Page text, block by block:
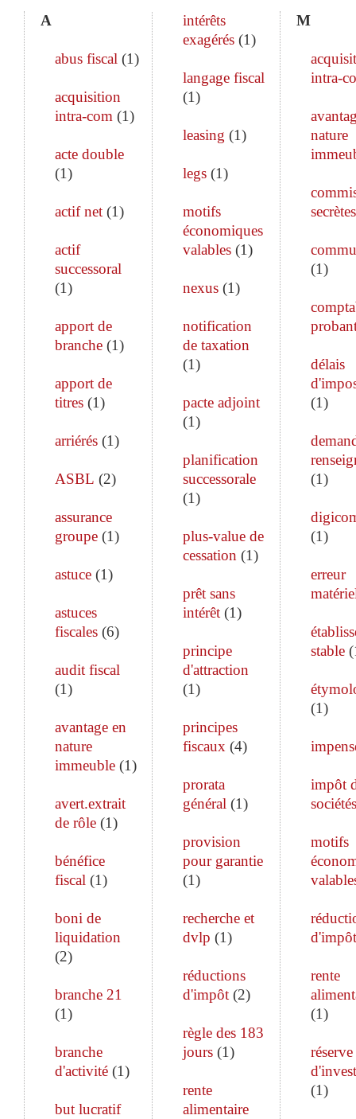
A
abus fiscal (1)
acquisition
intra-com (1)
acte double
(1)
actif net (1)
actif
successoral
(1)
apport de
branche (1)
apport de
titres (1)
arriérés (1)
ASBL (2)
assurance
groupe (1)
astuce (1)
astuces
fiscales (6)
audit fiscal
(1)
avantage en
nature
immeuble (1)
avert.extrait
de rôle (1)
bénéfice
fiscal (1)
boni de
liquidation
(2)
branche 21
(1)
branche
d'activité (1)
but lucratif
intérêts
exagérés(1)
langage fiscal
(1)
leasing (1)
legs(1)
motifs
économiques
valables(1)
nexus(1)
notification
de taxation
(1)
pacte adjoint
(1)
planification
successorale
(1)
plus-value de
cessation (1)
prêt sans
intérêt(1)
principe
d'attraction
(1)
principes
fiscaux (4)
prorata
général (1)
provision
pour garantie
(1)
recherche et
dvlp (1)
réductions
d'impôt(2)
règle des 183
jours(1)
rente
alimentaire
M
intra-
nature
secrètes
(1)
délais
(1)
(1)
(1)
erreur
stable(
(1)
impôt
sociétés
motifs
d'impôt
rente
(1)
réserve
(1)